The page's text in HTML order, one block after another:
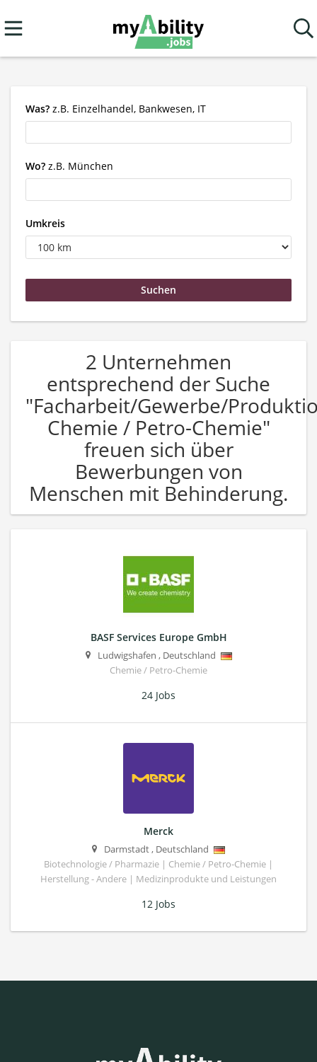
Was? z.B. Einzelhandel, Bankwesen, IT
Wo? z.B. München
Umkreis
2 Unternehmen
entsprechend der Suche
"Facharbeit/Gewerbe/
Chemie / Petro-Chemie"
freuen sich über
Bewerbungen von
Menschen mit Behinderung.
BASF Services Europe GmbH
Ludwigshafen , Deutschland
Chemie / Petro-Chemie
24 Jobs
Merck
Darmstadt, Deutschland
Biotechnologie / Pharmazie | Chemie / Petro-Chemie |
Herstellung - Andere | Medizinprodukte und Leistungen
12 Jobs